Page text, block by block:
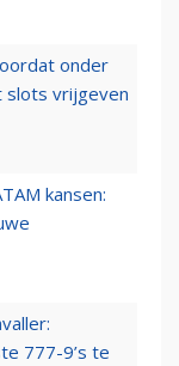
onder
slots vrijgeven
kansen:
777-9’s te